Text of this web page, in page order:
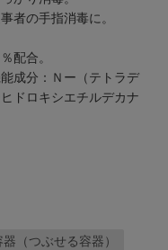
者の手指消毒に。
配合。
成分：Ｎー（テトラデ
ドロキシエチルデカナ
（つぶせる容器）